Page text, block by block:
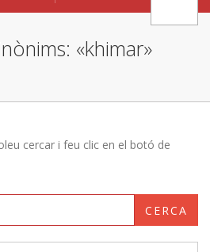
«khimar»
cercar i feu clic en el botó de
CERCA